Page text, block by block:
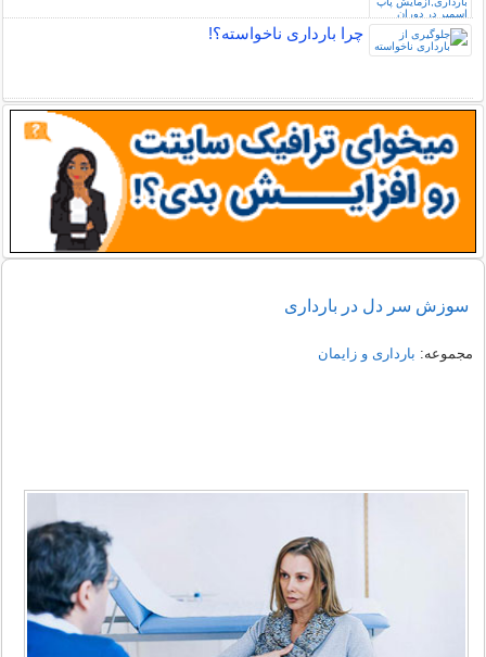
چرا بارداری ناخواسته؟!
سوزش سر دل در بارداری
مجموعه: بارداری و زایمان